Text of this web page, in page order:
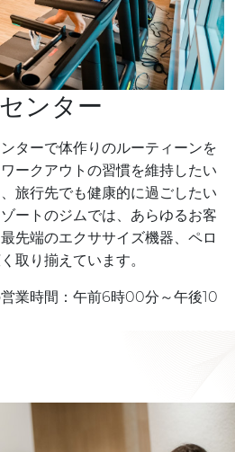
ンター
ターで体作りのルーティーンを
ークアウトの習慣を維持したい
旅行先でも健康的に過ごしたい
ートのジムでは、あらゆるお客
先端のエクササイズ機器、ペロ
取り揃えています。
業時間：午前6時00分～午後10